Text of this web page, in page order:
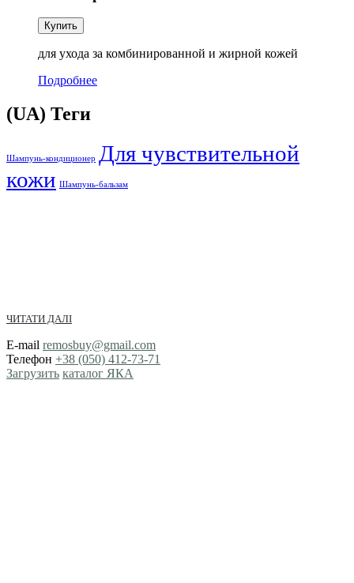
Купить
для ухода за комбинированной и жирной кожей
Подробнее
(UA) Теги
Шампунь-кондиционер
Для чувствительной
кожи Шампунь-бальзам
ЧИТАТИ ДАЛІ
E-mail remosbuy@gmail.com
Телефон +38 (050) 412-73-71
Загрузить каталог ЯКА